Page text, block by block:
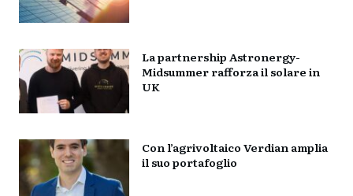
La partnership Astronergy-
Midsummer rafforza il solare in
UK
Con l’agrivoltaico Verdian amplia
il suo portafoglio